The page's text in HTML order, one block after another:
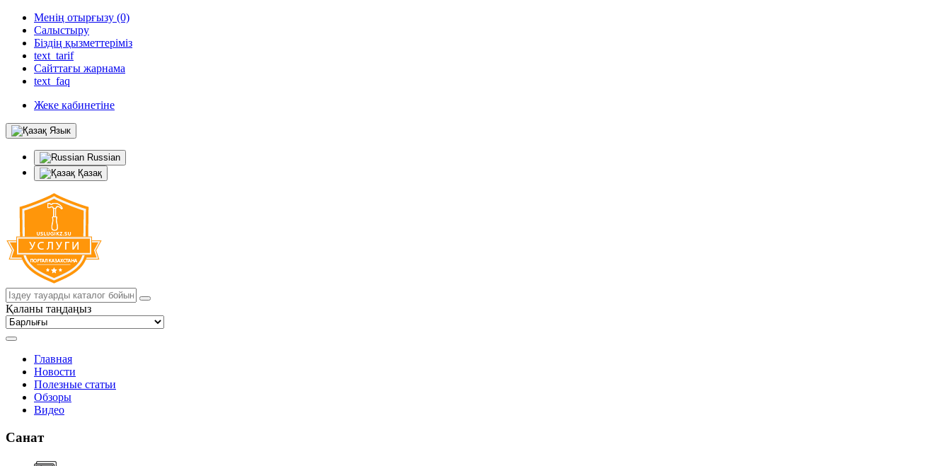
Менің отырғызу (0)
Салыстыру
Біздің қызметтеріміз
text_tarif
Сайттағы жарнама
text_faq
Жеке кабинетіне
Язык
Russian
Қазақ
Қаланы таңдаңыз
Главная
Новости
Полезные статьи
Обзоры
Видео
Санат